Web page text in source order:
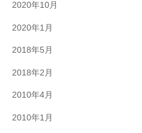
2020年10月
2020年1月
2018年5月
2018年2月
2010年4月
2010年1月